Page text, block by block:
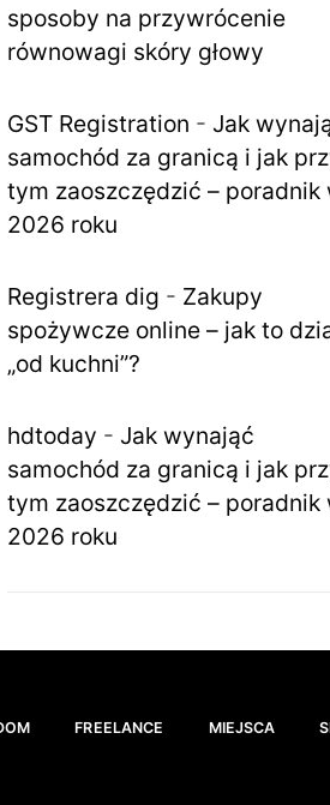
sposoby na przywrócenie
równowagi skóry głowy
GST Registration - Jak
samochód za granicą i jak
tym zaoszczędzić – poradnik
2026 roku
Registrera dig - Zakupy
spożywcze online – jak to
„od kuchni”?
hdtoday - Jak wynająć
samochód za granicą i jak
tym zaoszczędzić – poradnik
2026 roku
FREELANCE MIEJSCA